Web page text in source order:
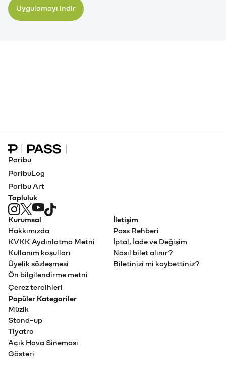
Uygulamayı indir
Paribu Pass Ana Sayfa
Paribu
ParibuLog
Paribu Art
Topluluk
Kurumsal
Hakkımızda
KVKK Aydınlatma Metni
Kullanım koşulları
Üyelik sözleşmesi
Ön bilgilendirme metni
Çerez tercihleri
İletişim
Pass Rehberi
İptal, İade ve Değişim
Nasıl bilet alınır?
Biletinizi mi kaybettiniz?
Popüler Kategoriler
Müzik
Stand-up
Tiyatro
Açık Hava Sineması
Gösteri